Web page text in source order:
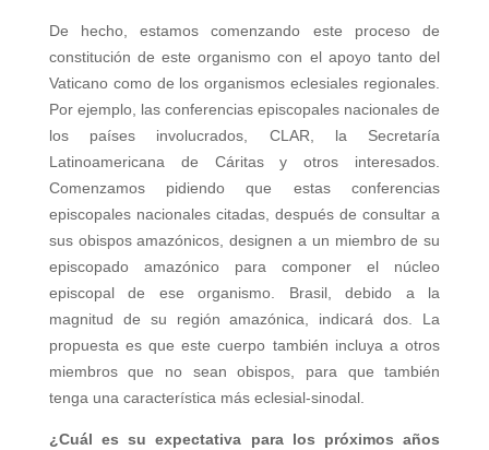
De hecho, estamos comenzando este proceso de
constitución de este organismo con el apoyo tanto del
Vaticano como de los organismos eclesiales regionales.
Por ejemplo, las conferencias episcopales nacionales de
los países involucrados, CLAR, la Secretaría
Latinoamericana de Cáritas y otros interesados.
Comenzamos pidiendo que estas conferencias
episcopales nacionales citadas, después de consultar a
sus obispos amazónicos, designen a un miembro de su
episcopado amazónico para componer el núcleo
episcopal de ese organismo. Brasil, debido a la
magnitud de su región amazónica, indicará dos. La
propuesta es que este cuerpo también incluya a otros
miembros que no sean obispos, para que también
tenga una característica más eclesial-sinodal.
¿Cuál es su expectativa para los próximos años